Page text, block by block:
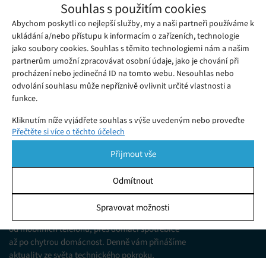
Souhlas s použitím cookies
Abychom poskytli co nejlepší služby, my a naši partneři používáme k
ukládání a/nebo přístupu k informacím o zařízeních, technologie
jako soubory cookies. Souhlas s těmito technologiemi nám a našim
partnerům umožní zpracovávat osobní údaje, jako je chování při
procházení nebo jedinečná ID na tomto webu. Nesouhlas nebo
odvolání souhlasu může nepříznivě ovlivnit určité vlastnosti a
funkce.
Kliknutím níže vyjádřete souhlas s výše uvedeným nebo proveďte
podrobnější rozhodnutí. Vaše volby budou použity pouze na tomto
pomocí přepínačů v Zásadách cookies nebo kliknutím na tlačítko
Spravovat souhlas ve spodní části obrazovky.
Ukládání a/nebo přístup k informacím v zařízení, Porozumění
publiku prostřednictvím statistik nebo kombinací údajů z
různých zdrojů.
Přečtěte si více o těchto účelech
Přijmout vše
Odmítnout
Spravovat možnosti
JetBrains ocenili uživatelé v žebříčku G2
Crowd
Pátek 19. 01. 2018 Redakce
Díky recenzím uživatelů profesionálních vývojářských nástrojů
JetBrains se společnost zařadila na 67. místo v žebříčku
nejúspěšnějších IT společností světa.
Jsme web zajímající se o technologické novinky
od mobilních telefonů, přes domácí spotřebiče
až po chytrou domácnost. Denně vám přinášíme
aktuality ze světa technického pokroku,